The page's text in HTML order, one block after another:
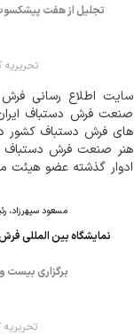
تجلیل از هفت
تحریریه
سایت اطلاع رسانی فرش
صنعت فرش دستباف
های فرش دستباف کشور
هنر صنعت فرش دستباف
ادوار گذشته عضو هیئت
عمومی اتحادیهمسعود سپهرزاد،
نمايشگاه بين المللی
برگزاری بيست
تحریریه